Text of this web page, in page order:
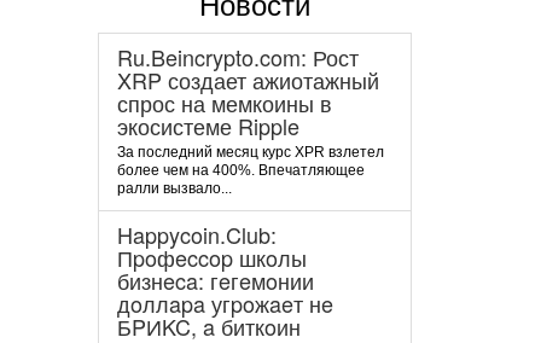
Ru.Beincrypto.com: Рост
XRP создает ажиотажный
спрос на мемкоины в
экосистеме Ripple
За последний месяц курс XPR взлетел
более чем на 400%. Впечатляющее
ралли вызвало...
Happycoin.Club:
Пpoфeccop шкoлы
бизнeca: гeгeмoнии
дoллapa угpoжaeт нe
БPИKC, a биткoин